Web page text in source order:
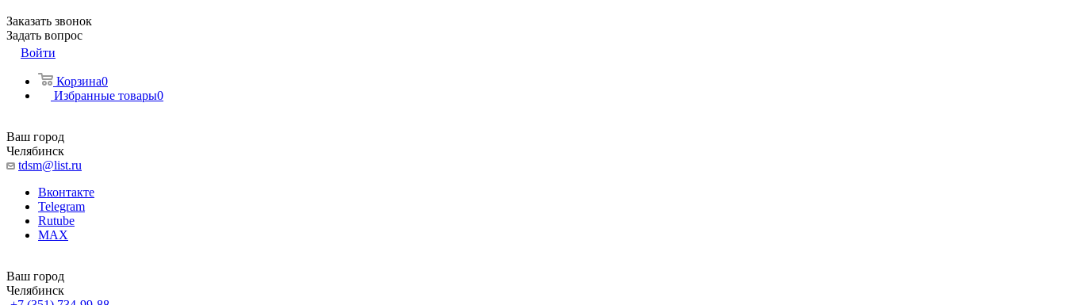
Заказать звонок
Задать вопрос
Войти
Корзина0
Избранные товары0
Ваш город
Челябинск
tdsm@list.ru
Вконтакте
Telegram
Rutube
MAX
Ваш город
Челябинск